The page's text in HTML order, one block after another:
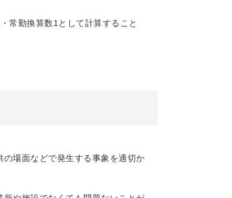
常勤換算数1として計算すること
場面などで発生する事象を適切か